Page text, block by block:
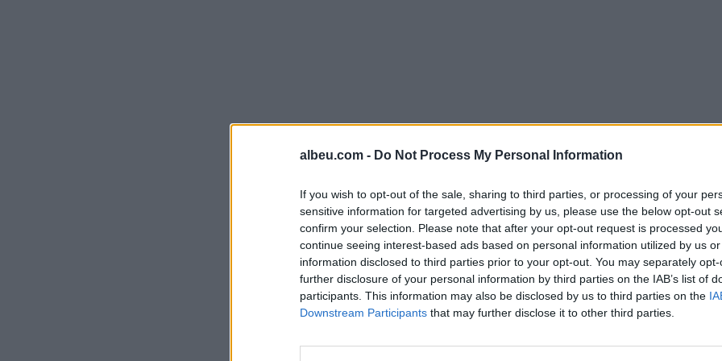
albeu.com - Do Not Process My Personal Information
If you wish to opt-out of the sale, sharing to third parties, or processing of your
sensitive information for targeted advertising by us, please use the below opt-out
confirm your selection. Please note that after your opt-out request is processed
continue seeing interest-based ads based on personal information utilized by us
information disclosed to third parties prior to your opt-out. You may separately
further disclosure of your personal information by third parties on the IAB’s list of
participants. This information may also be disclosed by us to third parties on the
Downstream Participants that may further disclose it to other third parties.